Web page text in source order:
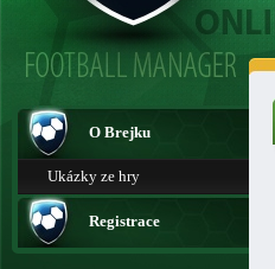
O Brejku
Ukázky ze hry
Registrace